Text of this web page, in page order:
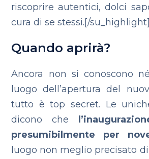
riscoprire autentici, dolci
cura di se stessi.[/su_highlight]
Quando aprirà?
Ancora non si conoscono
luogo dell’apertura del
tutto è top secret. Le
dicono che
presumibilmente per
luogo non meglio precisato